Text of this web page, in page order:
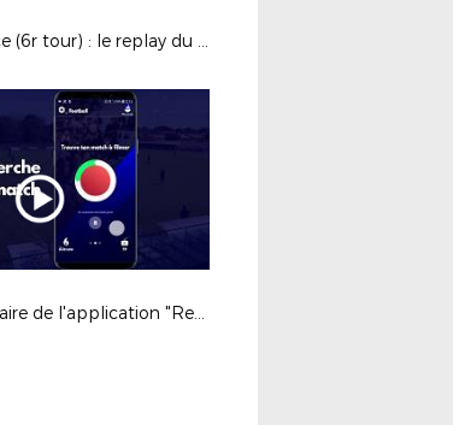
Coupe de France (6r tour) : le replay du tirage au sort
La Ligue partenaire de l'application "Rematch"